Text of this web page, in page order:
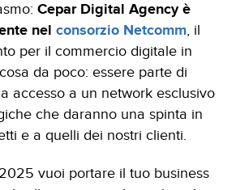
Cepar Digital Agency è
nelconsorzio Netcomm, il
per il commercio digitale in
da poco: essere parte di
accesso a un network esclusivo
che daranno una spinta in
e a quelli dei nostri clienti.
vuoi portare il tuo business